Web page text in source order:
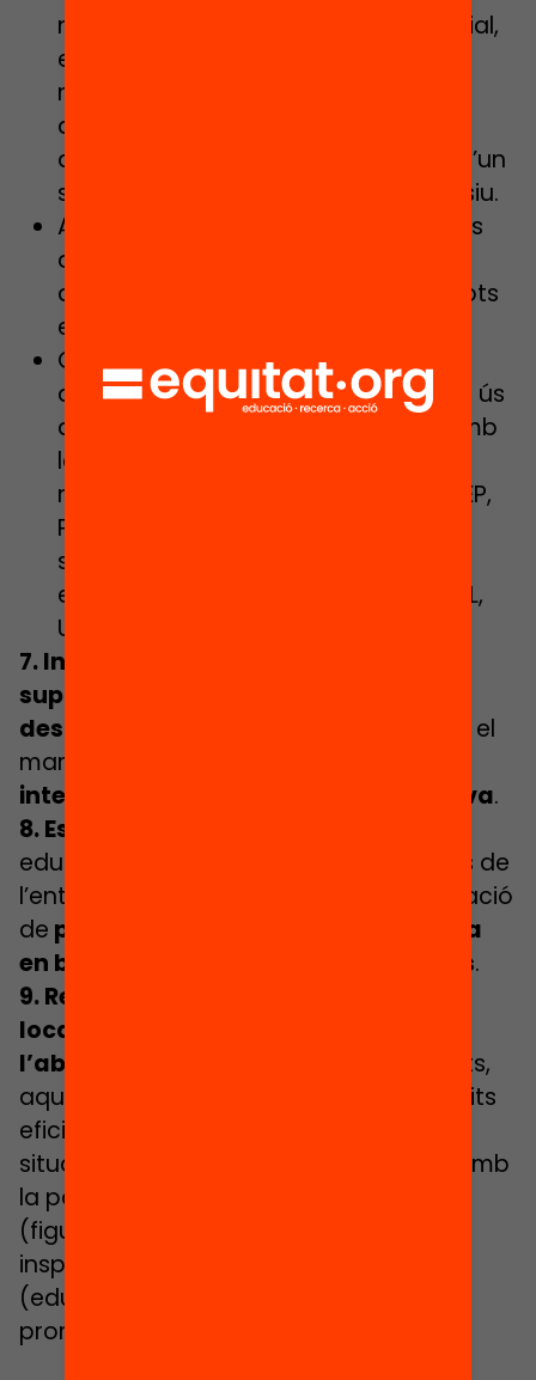
no docent (tècnics d’integració social,
educadors socials, psicòlegs,
mediadors…), que permeti un treball
d’acollida i seguiment d’aquells
alumnes i famílies que requereixen d’un
suport social i emocional més intensiu.
Adequació de la dotació de recursos
digitals al centre i disponibilitat de
dispositius mòbils garantida per a tots
els alumnes.
Garantir tots els suports del Decret
d’escola inclusiva que el centre, fent ús
de la seva autonomia i en relació amb
les entitats de l’entorn, consideri
necessaris: suports “addicionals” (SEP,
PIM, reforç escolar, aules d’acollida i
suport lingüístics, tutors
especialitzats…) i “intensius” (SIEI, SIAL,
UECs…).
7. Intensificar les
suplementàries per a l’alumnat
desafavorit
en el conjunt d’escoles, en el
marc de les
intensives del Decret d’escola inclusiva.
8. Establir acords
educatius, els ajuntaments i les entitats de
l’entorn que facin realitat la implementació
de plans de personalització educativa
en barris i per a alumnes desafavorits.
9. Reforçament i execució dels
locals de prevenció i lluita contra
l’absentisme
. Liderats pels ajuntaments,
aquests plans han de contemplar circuits
eficients d’identificació i tractament de
situacions de risc, en xarxes d’atenció amb
la participació dels centres educatius
(figures de tutorització orientació),
inspecció i els serveis municipals
(educació, serveis socials, joventut,
promoció econòmica, salut…).